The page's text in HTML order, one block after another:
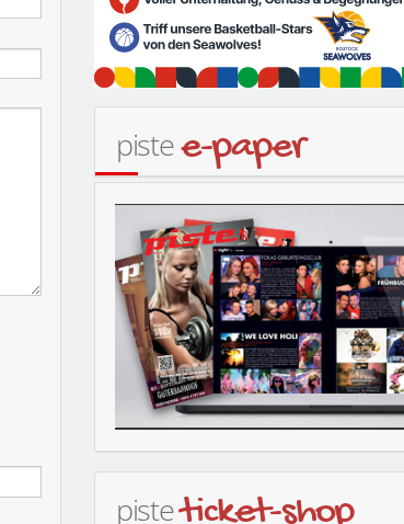
pistee-paper
pisteticket-shop